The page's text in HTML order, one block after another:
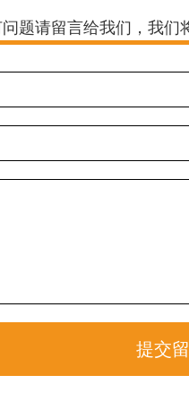
题请留言给我们，我们
提交